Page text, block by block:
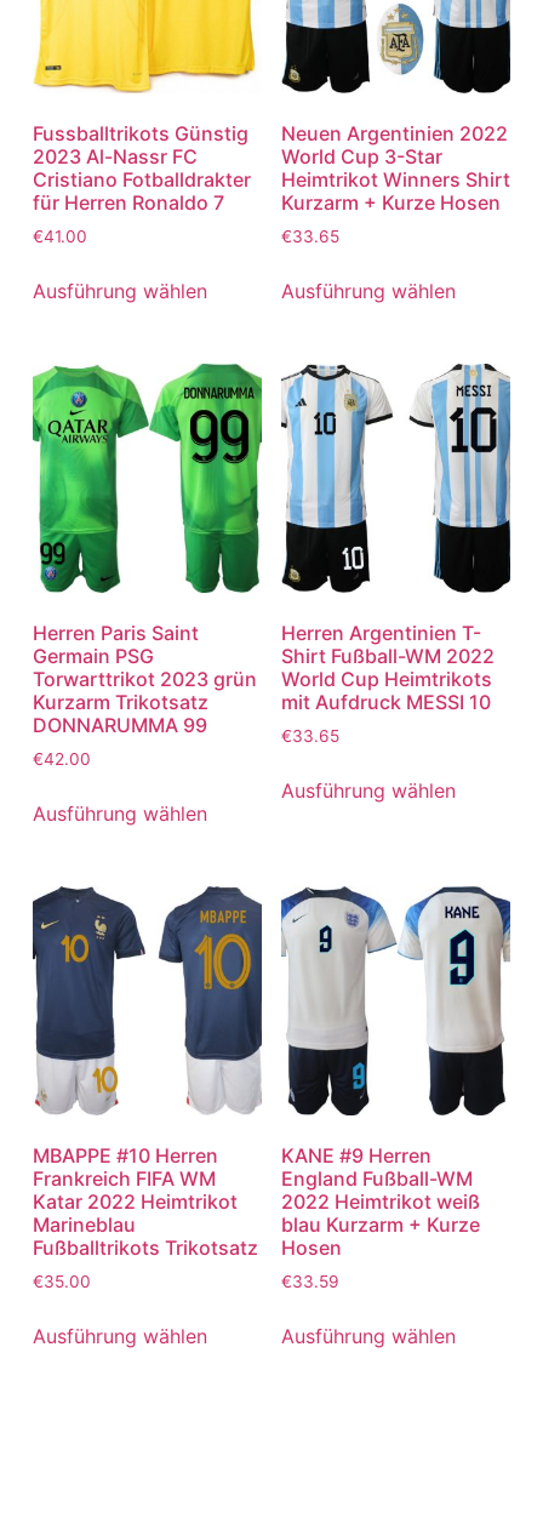
Fussballtrikots Günstig
2023 Al-Nassr FC
Cristiano Fotballdrakter
für Herren Ronaldo 7
€41.00
Ausführung wählen
Neuen Argentinien 2022
World Cup 3-Star
Heimtrikot Winners Shirt
Kurzarm + Kurze Hosen
€33.65
Ausführung wählen
Herren Paris Saint
Germain PSG
Torwarttrikot 2023 grün
Kurzarm Trikotsatz
DONNARUMMA 99
€42.00
Ausführung wählen
Herren Argentinien T-
Shirt Fußball-WM 2022
World Cup Heimtrikots
mit Aufdruck MESSI 10
€33.65
Ausführung wählen
MBAPPE #10 Herren
Frankreich FIFA WM
Katar 2022 Heimtrikot
Marineblau
Fußballtrikots Trikotsatz
€35.00
Ausführung wählen
KANE #9 Herren
England Fußball-WM
2022 Heimtrikot weiß
blau Kurzarm + Kurze
Hosen
€33.59
Ausführung wählen